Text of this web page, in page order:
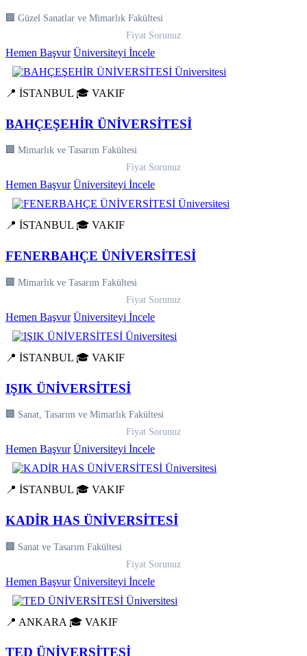
🏢 Güzel Sanatlar ve Mimarlık Fakültesi
Fiyat Sorunuz
Hemen Başvur Üniversiteyi İncele
📍 İSTANBUL 🎓 VAKIF
BAHÇEŞEHİR ÜNİVERSİTESİ
🏢 Mimarlık ve Tasarım Fakültesi
Fiyat Sorunuz
Hemen Başvur Üniversiteyi İncele
📍 İSTANBUL 🎓 VAKIF
FENERBAHÇE ÜNİVERSİTESİ
🏢 Mimarlık ve Tasarım Fakültesi
Fiyat Sorunuz
Hemen Başvur Üniversiteyi İncele
📍 İSTANBUL 🎓 VAKIF
IŞIK ÜNİVERSİTESİ
🏢 Sanat, Tasarım ve Mimarlık Fakültesi
Fiyat Sorunuz
Hemen Başvur Üniversiteyi İncele
📍 İSTANBUL 🎓 VAKIF
KADİR HAS ÜNİVERSİTESİ
🏢 Sanat ve Tasarım Fakültesi
Fiyat Sorunuz
Hemen Başvur Üniversiteyi İncele
📍 ANKARA 🎓 VAKIF
TED ÜNİVERSİTESİ